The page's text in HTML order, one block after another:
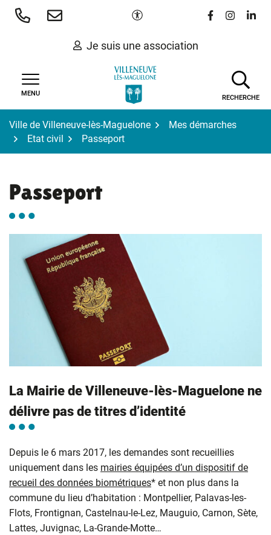
Aller
Paramètres d'accessibilité
Lien vers le
Lien vers
Lien
Je suis une association
MENU
RECHERCHE
Ville de Villeneuve-lès-Maguelone
Mes démarches
Etat civil
Passeport
Passeport
La Mairie de Villeneuve-lès-Maguelone ne
délivre pas de titres d’identité
Depuis le 6 mars 2017, les demandes sont recueillies
uniquement dans les mairies équipées d’un dispositif de
recueil des données biométriques* et non plus dans la
commune du lieu d’habitation : Montpellier, Palavas-les-
Flots, Frontignan, Castelnau-le-Lez, Mauguio, Carnon, Sète,
Lattes, Juvignac, La-Grande-Motte…